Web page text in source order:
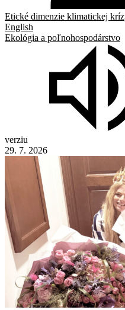
Etické dimenzie klimatickej
English
Ekológia a poľnohospodárstvo
verziu
29. 7. 2026